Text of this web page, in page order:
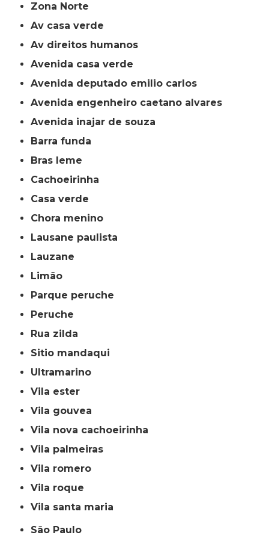
Zona Norte
av casa verde
av direitos humanos
avenida casa verde
avenida deputado emilio carlos
avenida engenheiro caetano alvares
avenida inajar de souza
barra funda
bras leme
cachoeirinha
casa verde
chora menino
lausane paulista
lauzane
limão
parque peruche
peruche
rua zilda
sitio mandaqui
ultramarino
vila ester
vila gouvea
vila nova cachoeirinha
vila palmeiras
vila romero
vila roque
vila santa maria
São Paulo